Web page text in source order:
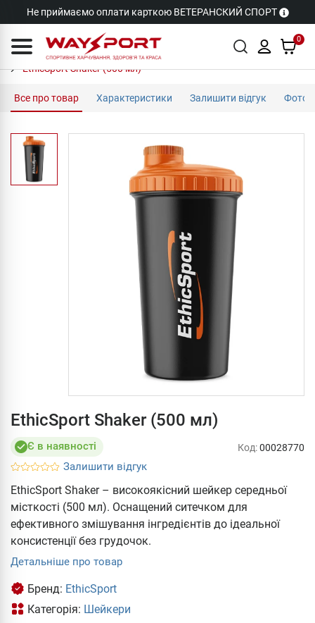
Не приймаємо оплати карткою ВЕТЕРАНСКИЙ СПОРТ
0
EthicSport Shaker (500 мл)
Все про товар Характеристики Залишити відгук Фото
EthicSport Shaker (500 мл)
Є в наявності
Залишити відгук
Код:00028770
EthicSport Shaker – високоякісний шейкер середньої
місткості (500 мл). Оснащений ситечком для
ефективного змішування інгредієнтів до ідеальної
консистенції без грудочок.
Детальніше про товар
Бренд: EthicSport
Категорія: Шейкери